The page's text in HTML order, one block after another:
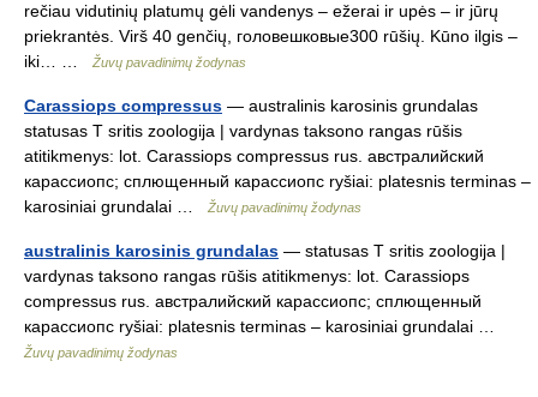
rečiau vidutinių platumų gėli vandenys – ežerai ir upės – ir jūrų
priekrantės. Virš 40 genčių, головешковые300 rūšių. Kūno ilgis –
iki… …
Žuvų pavadinimų žodynas
Carassiops compressus — australinis karosinis grundalas
statusas T sritis zoologija | vardynas taksono rangas rūšis
atitikmenys: lot. Carassiops compressus rus. австралийский
карассиопс; сплющенный карассиопс ryšiai: platesnis terminas –
karosiniai grundalai …
Žuvų pavadinimų žodynas
australinis karosinis grundalas — statusas T sritis zoologija |
vardynas taksono rangas rūšis atitikmenys: lot. Carassiops
compressus rus. австралийский карассиопс; сплющенный
карассиопс ryšiai: platesnis terminas – karosiniai grundalai …
Žuvų pavadinimų žodynas